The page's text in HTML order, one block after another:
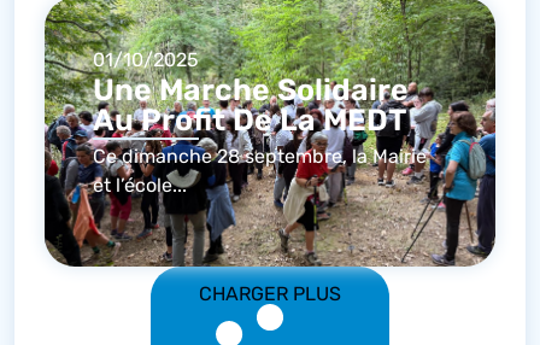
01/10/2025
Une Marche Solidaire
Au Profit De La MEDT
Ce dimanche 28 septembre, la Mairie
et l’école...
CHARGER PLUS